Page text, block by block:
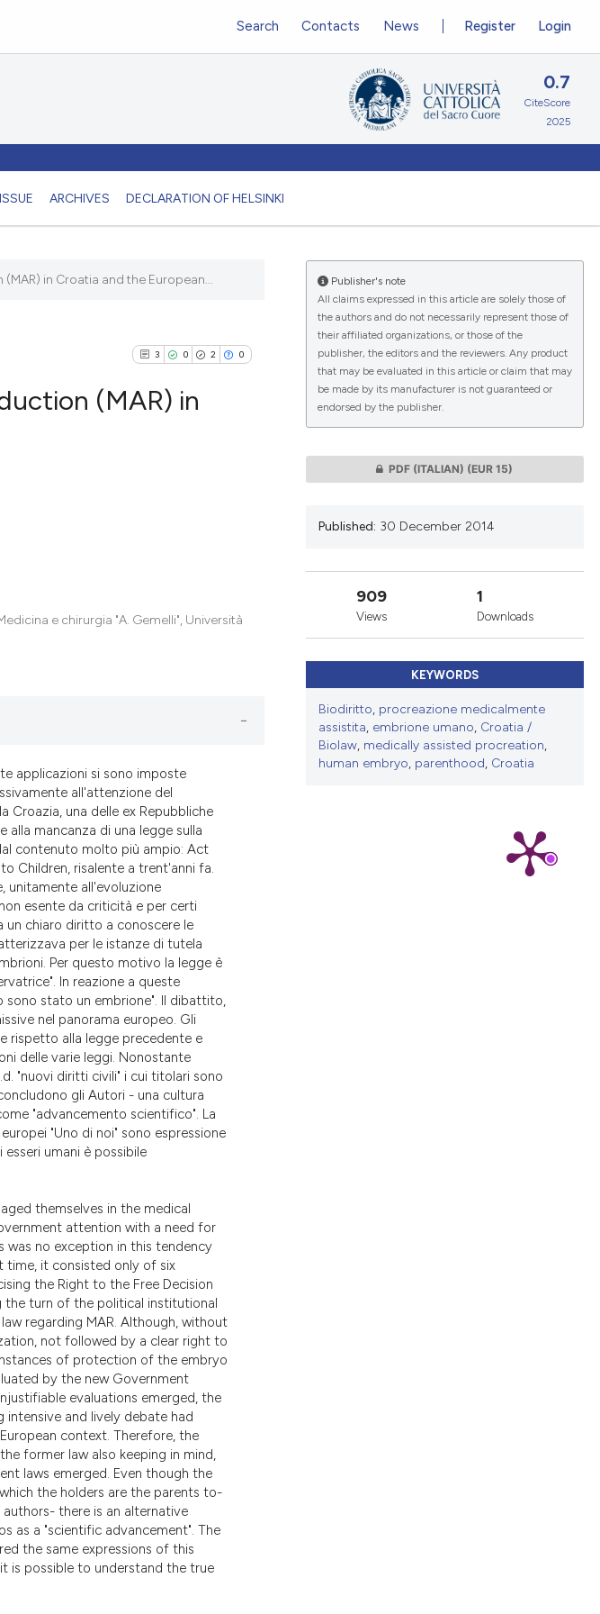
ARCHIVES DECLARATION OF HELSINKI
Register Login
Search Contacts News
0.7
CiteScore
2025
in Croatia and the European...
3 0 2 0
See how this article has been
has been cited by providing the
classification describing whether
it supports, mentions, or contrasts
the cited claim, and a label
indicating in which section the
citation was made.
(MAR) in
e chirurgia "A. Gemelli", Università
applicazioni si sono imposte
all'attenzione del
Croazia, una delle ex Repubbliche
mancanza di una legge sulla
contenuto molto più ampio: Act
Children, risalente a trent'anni fa.
unitamente all'evoluzione
esente da criticità e per certi
un chiaro diritto a conoscere le
per le istanze di tutela
Per questo motivo la legge è
In reazione a queste
sono stato un embrione". Il dibattito,
nel panorama europeo. Gli
rispetto alla legge precedente e
delle varie leggi. Nonostante
"nuovi diritti civili" i cui titolari sono
gli Autori - una cultura
"advancemento scientifico". La
"Uno di noi" sono espressione
umani è possibile
themselves in the medical
attention with a need for
was no exception in this tendency
time, it consisted only of six
the Right to the Free Decision
the turn of the political institutional
regarding MAR. Although, without
not followed by a clear right to
of protection of the embryo
by the new Government
evaluations emerged, the
and lively debate had
context. Therefore, the
former law also keeping in mind,
laws emerged. Even though the
the holders are the parents to-
there is an alternative
as a "scientific advancement". The
the same expressions of this
is possible to understand the true
Publisher's note
All claims expressed in this article are solely those of
the authors and do not necessarily represent those of
their affiliated organizations, or those of the
publisher, the editors and the reviewers. Any product
that may be evaluated in this article or claim that may
be made by its manufacturer is not guaranteed or
endorsed by the publisher.
PDF (ITALIAN) (EUR 15)
Published: 30 December 2014
909
Views
1
Downloads
KEYWORDS
Biodiritto, procreazione medicalmente
assistita, embrione umano, Croatia /
Biolaw, medically assisted procreation,
human embryo, parenthood, Croatia